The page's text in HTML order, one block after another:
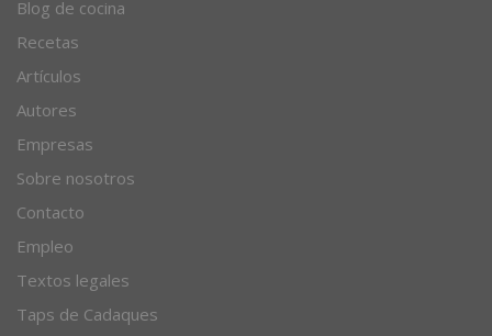
Blog de cocina
Recetas
Artículos
Autores
Empresas
Sobre nosotros
Contacto
Empleo
Textos legales
Taps de Cadaques